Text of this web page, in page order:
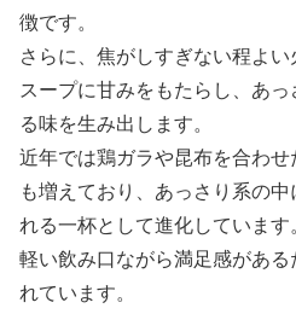
徴です。
さらに、焦がしすぎない程よ
スープに甘みをもたらし、あ
る味を生み出します。
近年では鶏ガラや昆布を合わ
も増えており、あっさり系の
れる一杯として進化しています
軽い飲み口ながら満足感があ
れています。